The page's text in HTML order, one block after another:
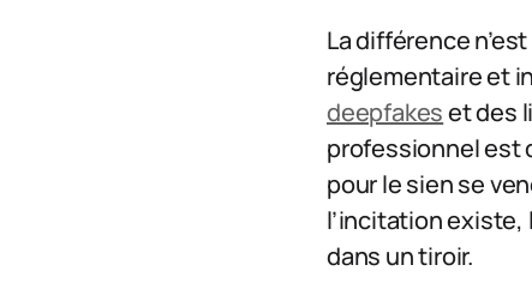
La différence
réglementaire et
deepfakeset des
professionnel est
pour le sien se
l’incitation existe,
dans un tiroir.